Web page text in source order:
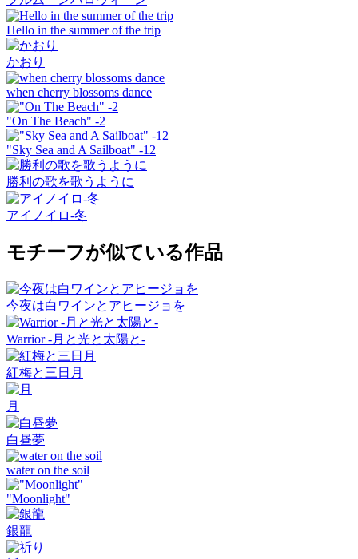
Hello in the summer of the trip
かおり
when cherry blossoms dance
"On The Beach" -2
"Sky Sea and A Sailboat" -12
勝利の歌を歌うように
アイノイロ-冬
モチーフが似ている作品
今夜は白ワインとアヒージョを
Warrior -月と光と太陽と-
紅梅と三日月
月
白昼夢
water on the soil
"Moonlight"
銀龍